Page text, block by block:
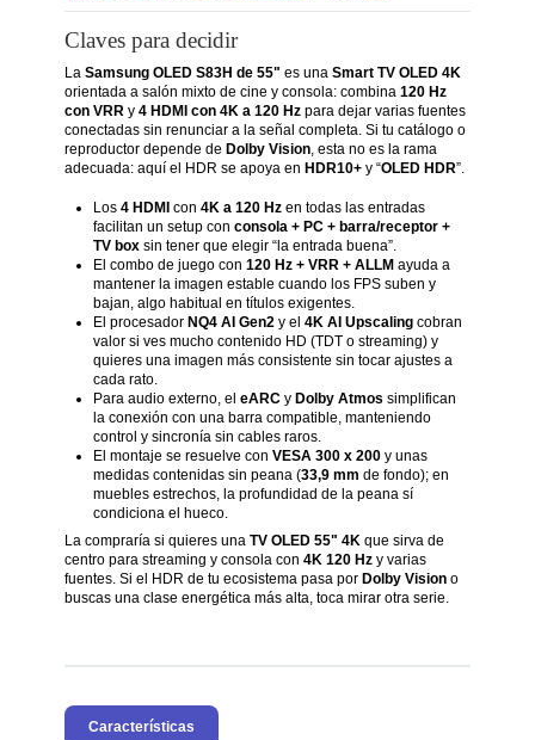
Claves para decidir
La Samsung OLED S83H de 55" es una Smart TV OLED 4K
orientada a salón mixto de cine y consola: combina 120 Hz
con VRRy 4 HDMI con 4K a 120 Hzpara dejar varias fuentes
conectadas sin renunciar a la señal completa. Si tu catálogo o
reproductor depende de Dolby Vision, esta no es la rama
adecuada: aquí el HDR se apoya en HDR10+y “OLED HDR”.
Los 4 HDMIcon 4K a 120 Hzen todas las entradas
facilitan un setup con consola + PC + barra/receptor +
TV boxsin tener que elegir “la entrada buena”.
El combo de juego con 120 Hz + VRR + ALLMayuda a
mantener la imagen estable cuando los FPS suben y
bajan, algo habitual en títulos exigentes.
El procesador NQ4 AI Gen2 y el 4K AI Upscalingcobran
valor si ves mucho contenido HD (TDT o streaming) y
quieres una imagen más consistente sin tocar ajustes a
cada rato.
Para audio externo, el eARCy Dolby Atmos simplifican
la conexión con una barra compatible, manteniendo
control y sincronía sin cables raros.
El montaje se resuelve con VESA 300 x 200y unas
medidas contenidas sin peana (33,9 mm de fondo); en
muebles estrechos, la profundidad de la peana sí
condiciona el hueco.
La compraría si quieres una TV OLED 55" 4Kque sirva de
centro para streaming y consola con 4K 120 Hzy varias
fuentes. Si el HDR de tu ecosistema pasa por Dolby Visiono
buscas una clase energética más alta, toca mirar otra serie.
Características